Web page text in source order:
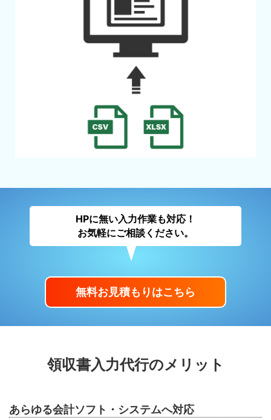
HPに無い入力作業も対応！
お気軽にご相談ください。
無料お見積もりはこちら
領収書入力代行のメリット
あらゆる会計ソフト・システムへ対応